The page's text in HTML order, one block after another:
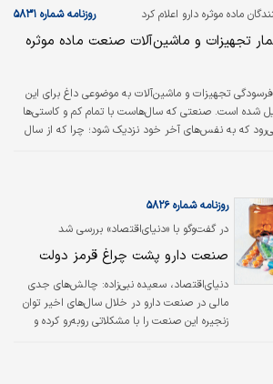
ماده موثره دارو اعلام کرد روزنامه شماره ۵۸۳۱
تجهیزات و ماشین‌آلات صنعت ماده موثره
تجهیزات و ماشین‌آلات به موضوعی داغ برای این
شده است. صنعتی که سال‌هاست با تمام کم و کاستی‌ها
که به نفس‌های آخر خود نزدیک شود؛ چرا که از سال
در گفت‏‏‌وگو با «دنیای‌اقتصاد» بررسی شد
روزنامه شماره ۵۸۲۶
صنعت دارو پشت چراغ قرمز دولت
دنیای‌اقتصاد، سعیده نبی‌زاده: چالش‌‌‌های جدی
مالی در صنعت دارو در خلال سال‌های اخیر توان
زنجیره این صنعت را با مشکلاتی روبه‌‌‌رو کرده و